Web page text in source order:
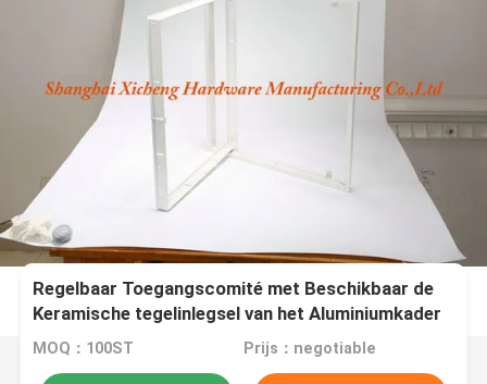
Regelbaar Toegangscomité met Beschikbaar de
Keramische tegelinlegsel van het Aluminiumkader
MOQ：100ST Prijs：negotiable